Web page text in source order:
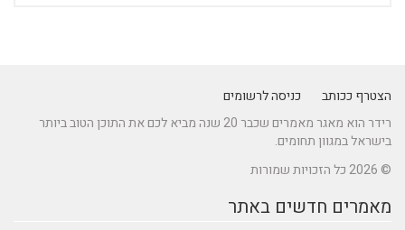
הצטרף ככותב
כניסה לרשומים
רידר הוא מאגר מאמרים שכבר 20 שנה מביא לכם את התוכן הטוב ביותר
בישראל במגוון תחומים.
© 2026 כל הזכויות שמורות
מאמרים חדשים באתר